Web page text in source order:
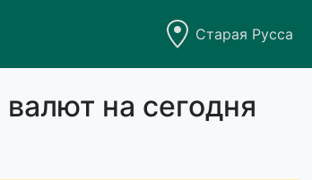
Старая Русса
на сегодня